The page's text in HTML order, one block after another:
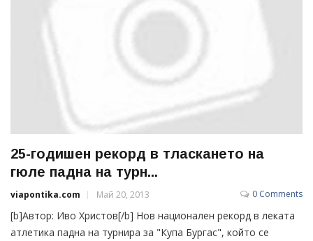
25-годишен рекорд в тласкането на
гюле падна на турн...
viapontika.com Май 20, 2013 0 Comments
[b]Автор: Иво Христов[/b] Нов национален рекорд в леката
атлетика падна на турнира за "Купа Бургас", който се